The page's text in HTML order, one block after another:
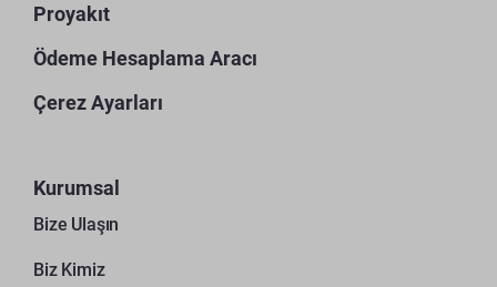
Proyakıt
Ödeme Hesaplama Aracı
Çerez Ayarları
Kurumsal
Bize Ulaşın
Biz Kimiz